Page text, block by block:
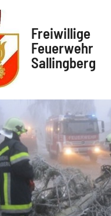
Freiwillige
Feuerwehr
Sallingberg